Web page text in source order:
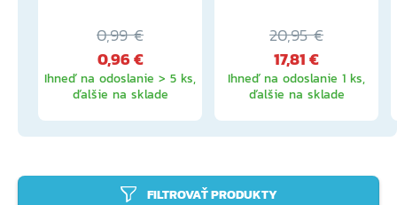
0,99 €
0,96 €
Ihneď na odoslanie > 5 ks,
ďalšie na sklade
20,95 €
17,81 €
Ihneď na odoslanie 1 ks,
ďalšie na sklade
FILTROVAŤ PRODUKTY